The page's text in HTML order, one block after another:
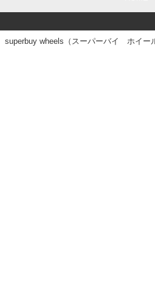
superbuy wheels（スーパーバイ ホイー